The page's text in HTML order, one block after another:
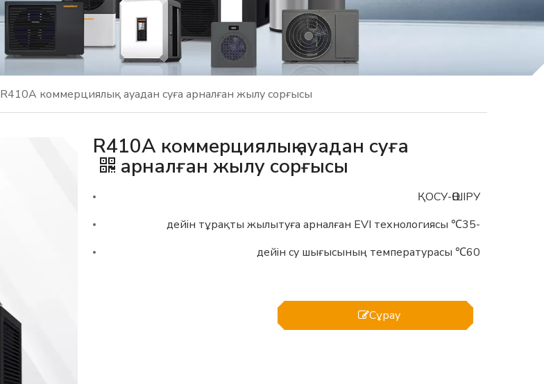
R410A коммерциялық ауадан суға арналған жылу сорғысы
R410A коммерциялық ауадан суға
арналған жылу сорғысы
ҚОСУ-ӨШІРУ
-35℃ дейін тұрақты жылытуға арналған EVI технологиясы
60℃ дейін су шығысының температурасы
Сұрау